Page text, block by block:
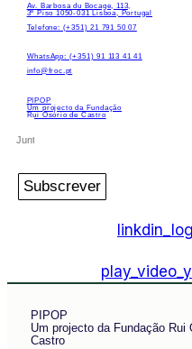
Av. Barbosa du Bocage, 113,
3º Piso 1050-031 Lisboa, Portugal
Telefone: (+351) 21 791 50 07
WhatsApp: (+351) 91 113 41 41
info@froc.pt
PIPOP
Um projecto da Fundação
Rui Osório de Castro
Subscrever
PIPOP
Um projecto da Fundação Rui
Castro